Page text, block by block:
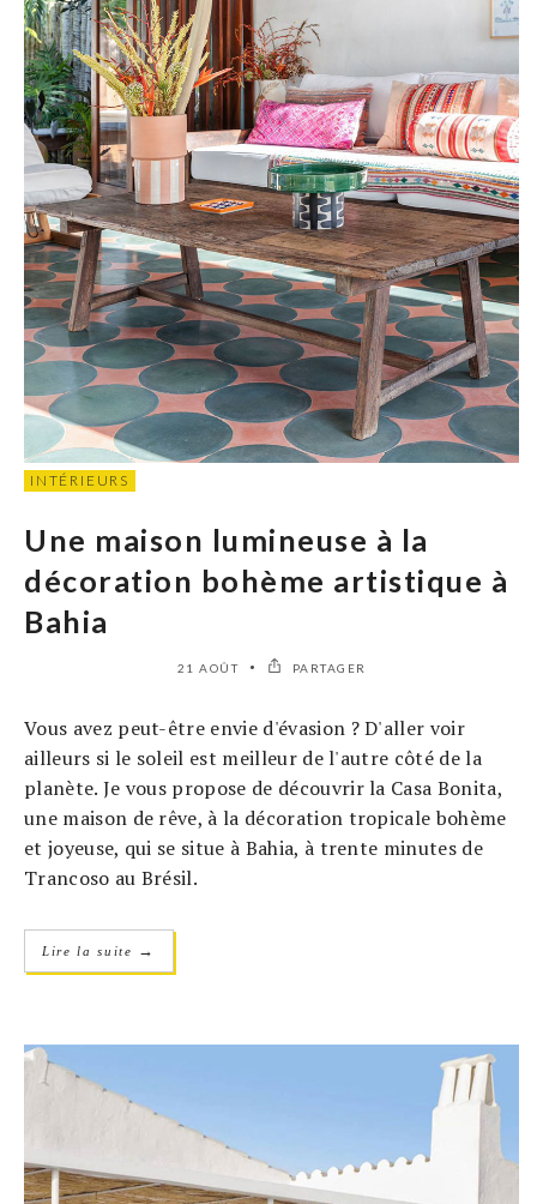
INTÉRIEURS
Une maison lumineuse à la
décoration bohème artistique à
Bahia
21 AOÛT PARTAGER
Vous avez peut-être envie d'évasion ? D'aller voir
ailleurs si le soleil est meilleur de l'autre côté de la
planète. Je vous propose de découvrir la Casa Bonita,
une maison de rêve, à la décoration tropicale bohème
et joyeuse, qui se situe à Bahia, à trente minutes de
Trancoso au Brésil.
Lire la suite →